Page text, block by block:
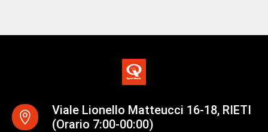
Viale Lionello Matteucci 16-18, RIETI
(Orario 7:00-00:00)